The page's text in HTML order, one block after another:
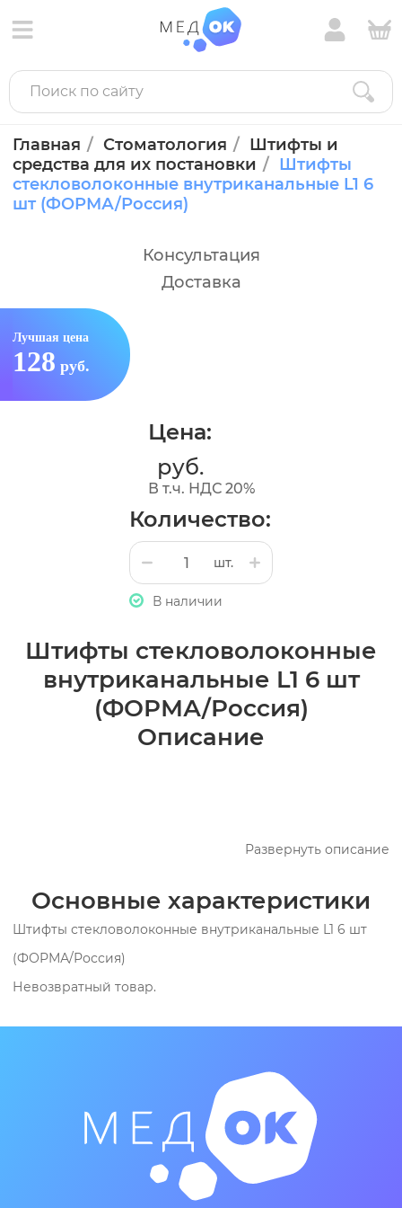
Главная Стоматология
Штифты и
средства для их постановки
Штифты
стекловолоконные внутриканальные L1 6
шт (ФОРМА/Россия)
Штифты стекловолоконные
внутриканальные L1 6 шт
(ФОРМА/Россия)
Описание
Развернуть описание
Основные характеристики
Штифты стекловолоконные внутриканальные L1 6 шт
(ФОРМА/Россия)
Невозвратный товар.
Лучшая цена
128 руб.
Цена:
руб.
В т.ч. НДС 20%
Количество:
шт.
В наличии
Консультация
Доставка